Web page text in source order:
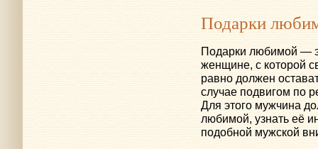
Подарки
Подарки любимой —
женщине, с которой
равно должен
случае подвигом по
Для этого мужчина
любимой, узнать её
подобной мужской